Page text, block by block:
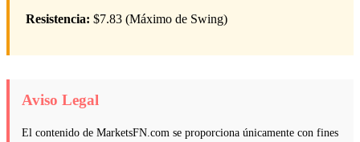
Resistencia: $7.83 (Máximo de Swing)
Aviso Legal
El contenido de MarketsFN.com se proporciona únicamente con fines